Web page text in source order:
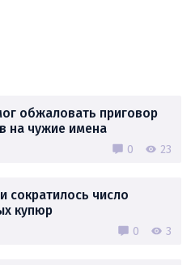
обжаловать приговор
на чужие имена
0 23
сократилось число
купюр
0 3